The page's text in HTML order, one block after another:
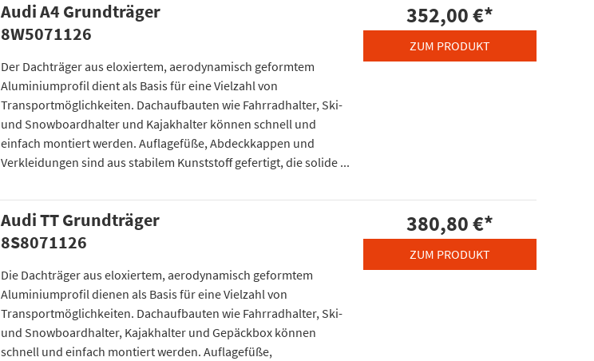
Audi A4 Grundträger
8W5071126
Der Dachträger aus eloxiertem, aerodynamisch geformtem
Aluminiumprofil dient als Basis für eine Vielzahl von
Transportmöglichkeiten. Dachaufbauten wie Fahrradhalter, Ski-
und Snowboardhalter und Kajakhalter können schnell und
einfach montiert werden. Auflagefüße, Abdeckkappen und
Verkleidungen sind aus stabilem Kunststoff gefertigt, die solide ...
352,00 €*
ZUM PRODUKT
Audi TT Grundträger
8S8071126
Die Dachträger aus eloxiertem, aerodynamisch geformtem
Aluminiumprofil dienen als Basis für eine Vielzahl von
Transportmöglichkeiten. Dachaufbauten wie Fahrradhalter, Ski-
und Snowboardhalter, Kajakhalter und Gepäckbox können
schnell und einfach montiert werden. Auflagefüße,
380,80 €*
ZUM PRODUKT